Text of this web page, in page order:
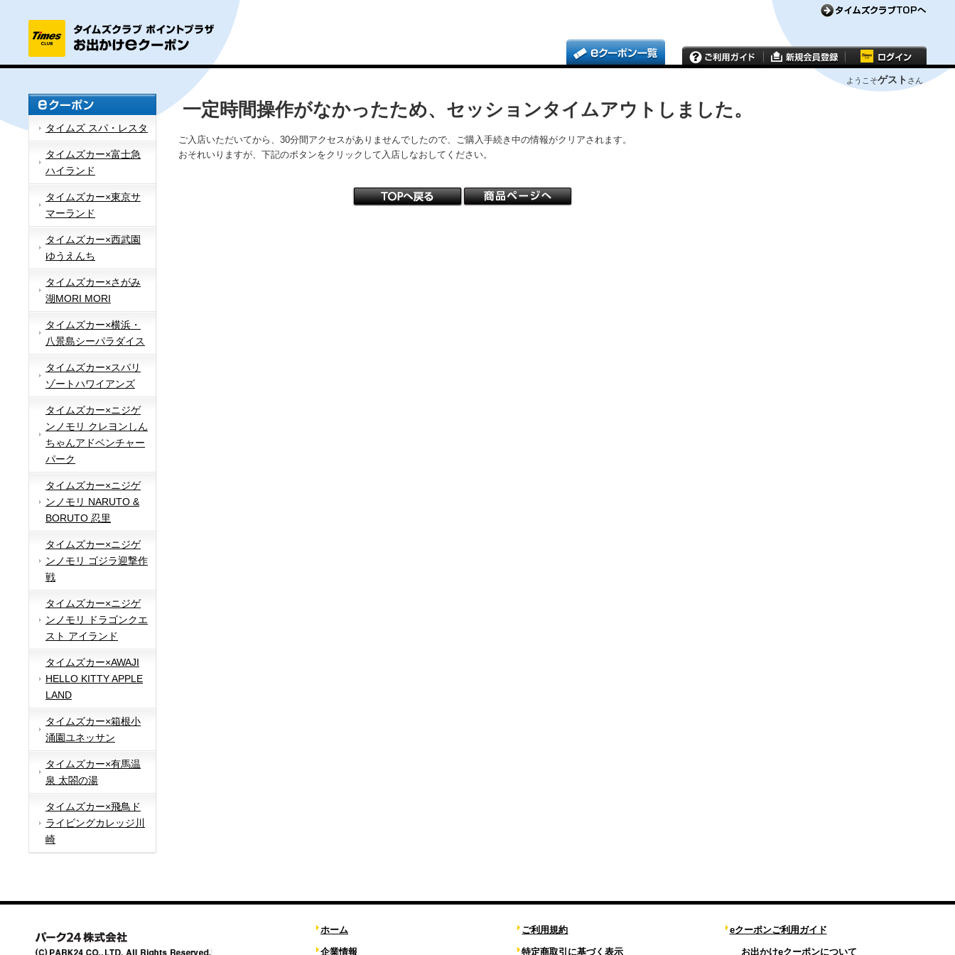
ようこそゲスト さん
タイムズ スパ・レスタ
タイムズカー×富士急
ハイランド
タイムズカー×東京サ
マーランド
タイムズカー×西武園
ゆうえんち
タイムズカー×さがみ
湖MORI MORI
タイムズカー×横浜・
八景島シーパラダイス
タイムズカー×スパリ
ゾートハワイアンズ
タイムズカー×ニジゲ
ンノモリ クレヨンしん
ちゃんアドベンチャー
パーク
タイムズカー×ニジゲ
ンノモリ NARUTO &
BORUTO 忍里
タイムズカー×ニジゲ
ンノモリ ゴジラ迎撃作
戦
タイムズカー×ニジゲ
ンノモリ ドラゴンクエ
スト アイランド
タイムズカー×AWAJI
HELLO KITTY APPLE
LAND
タイムズカー×箱根小
涌園ユネッサン
タイムズカー×有馬温
泉 太閤の湯
タイムズカー×飛鳥ド
ライビングカレッジ川
崎
一定時間操作がなかったため、セッションタイムアウトしました。
ご入店いただいてから、30分間アクセスがありませんでしたので、ご購入手続き中の情報がクリアされます。
おそれいりますが、下記のボタンをクリックして入店しなおしてください。
ホーム
企業情報
ご利用規約
特定商取引に基づく表示
eクーポンご利用ガイド
お出かけeクーポンについて